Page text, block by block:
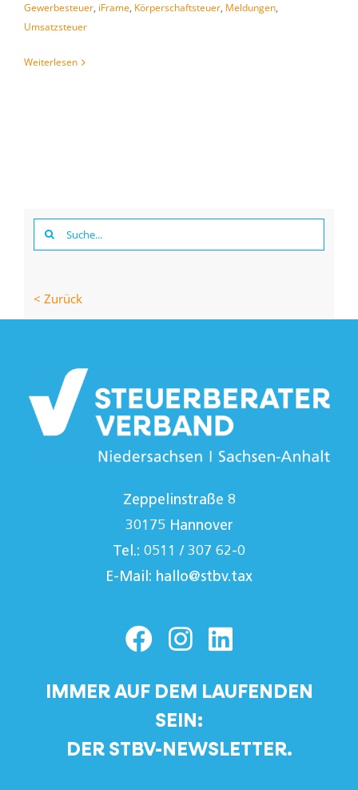
Gewerbesteuer, iFrame, Körperschaftsteuer, Meldungen,
Umsatzsteuer
Weiterlesen
Suche
nach:
< Zurück
Zeppelinstraße 8
30175 Hannover
Tel.: 0511 / 307 62-0
E-Mail: hallo@stbv.tax
IMMER AUF DEM LAUFENDEN
SEIN:
DER STBV-NEWSLETTER.